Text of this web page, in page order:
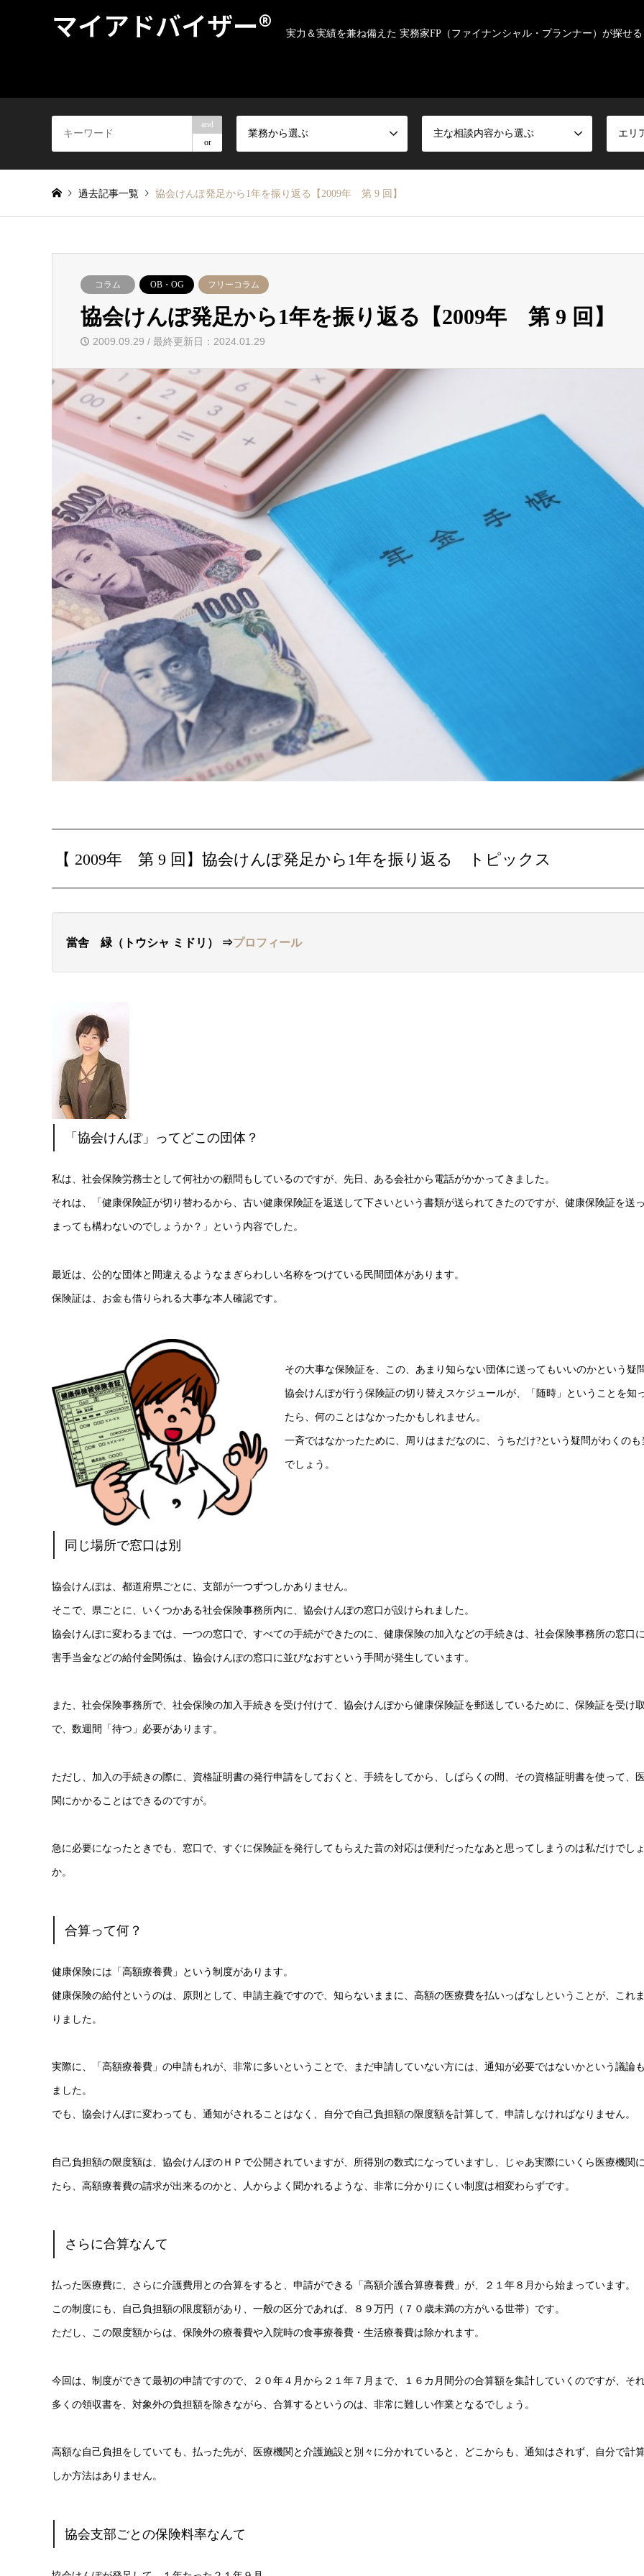
マイアドバイザー® 実力＆実績を兼ね備えた 実務家FP（ファイナンシャル・プランナー）が探せ
and
or
業務から選ぶ 主な相談内容から選ぶ エリ
過去記事一覧 協会けんぽ発足から1年を振り返る【2009年 第 9 回】
コラム OB・OG フリーコラム
協会けんぽ発足から1年を振り返る【2009年 第 9 回】
2009.09.29 / 最終更新日：2024.01.29
【 2009年 第 9 回】協会けんぽ発足から1年を振り返る トピックス
當舎 緑（トウシャ ミドリ） ⇒プロフィール
「協会けんぽ」ってどこの団体？
私は、社会保険労務士として何社かの顧問もしているのですが、 先日、ある会社から電話がかかってきました。
それは、「健康保険証が切り替わるから、古い健康保険証を返送して下さいという書類が送られてきたのですが、健康保険証を送
まっても構わないのでしょうか？」という内容でした。
最近は、公的な団体と間違えるようなまぎらわしい名称をつけている民間団体があります。
保険証は、お金も借りられる大事な本人確認です。
その大事な保険証を、この、あまり知らない団体に送ってもいいのかという疑
協会けんぽが行う保険証の切り替えスケジュールが、「随時」ということを知
たら、何のことはなかったかもしれません。
一斉ではなかったために、周りはまだなのに、うちだけ?という疑問がわくのも
でしょう。
同じ場所で窓口は別
協会けんぽは、都道府県ごとに、支部が一つずつしかありません。
そこで、県ごとに、いくつかある社会保険事務所内に、協会けんぽの窓口が設けられました。
協会けんぽに変わるまでは、一つの窓口で、すべての手続ができたのに、健康保険の加入などの手続きは、社会保険事務所の窓口
害手当金などの給付金関係は、協会けんぽの窓口に並びなおすという手間が発生しています。
また、社会保険事務所で、社会保険の加入手続きを受け付けて、協会けんぽから健康保険証を郵送しているために、保険証を受け
で、数週間「待つ」必要があります。
ただし、加入の手続きの際に、資格証明書の発行申請をしておくと、手続をしてから、しばらくの間、その資格証明書を使って、
関にかかることはできるのですが。
急に必要になったときでも、窓口で、すぐに保険証を発行してもらえた昔の対応は便利だったなあと思ってしまうのは私だけでし
か。
合算って何？
健康保険には「高額療養費」という制度があります。
健康保険の給付というのは、原則として、申請主義ですので、知らないままに、高額の医療費を払いっぱなしということが、これ
りました。
実際に、「高額療養費」の申請もれが、非常に多いということで、まだ申請していない方には、通知が必要ではないかという議論
ました。
でも、協会けんぽに変わっても、通知がされることはなく、自分で自己負担額の限度額を計算して、申請しなければなりません。
自己負担額の限度額は、協会けんぽのＨＰで公開されていますが、所得別の数式になっていますし、じゃあ実際にいくら医療機関
たら、高額療養費の請求が出来るのかと、人からよく聞かれるような、非常に分かりにくい制度は相変わらずです。
さらに合算なんて
払った医療費に、さらに介護費用との合算をすると、申請ができる「高額介護合算療養費」 が、２１年８月から始まっています。
この制度にも、自己負担額の限度額があり、一般の区分であれば、８９万円（７０歳未満の方がいる世帯）です。
ただし、この限度額からは、保険外の療養費や入院時の食事療養費・生活療養費は除かれます。
今回は、制度ができて最初の申請ですので、２０年４月から２１年７月まで、１６カ月間分の合算額を集計していくのですが、そ
多くの領収書を、対象外の負担額を除きながら、合算するというのは、非常に難しい作業となるでしょう。
高額な自己負担をしていても、払った先が、医療機関と介護施設と別々に分かれていると、 どこからも、通知はされず、自分で計
しか方法はありません。
協会支部ごとの保険料率なんて